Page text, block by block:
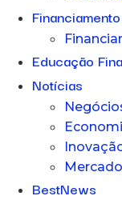
Financiamento
Educação
Notícias
BestNews